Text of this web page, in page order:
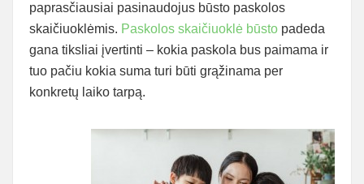
paprasčiausiai pasinaudojus būsto paskolos
skaičiuoklėmis. Paskolos skaičiuoklė būsto padeda
gana tiksliai įvertinti – kokia paskola bus paimama ir
tuo pačiu kokia suma turi būti grąžinama per
konkretų laiko tarpą.